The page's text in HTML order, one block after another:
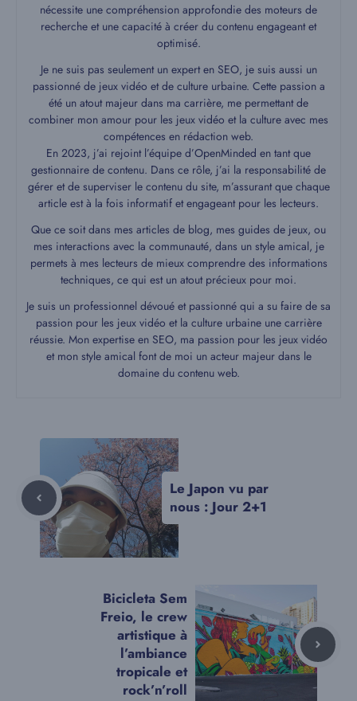
nécessite une compréhension approfondie des moteurs de
recherche et une capacité à créer du contenu engageant et
optimisé.
Je ne suis pas seulement un expert en SEO, je suis aussi un
passionné de jeux vidéo et de culture urbaine. Cette passion a
été un atout majeur dans ma carrière, me permettant de
combiner mon amour pour les jeux vidéo et la culture avec mes
compétences en rédaction web.
En 2023, j’ai rejoint l’équipe d’OpenMinded en tant que
gestionnaire de contenu. Dans ce rôle, j’ai la responsabilité de
gérer et de superviser le contenu du site, m’assurant que chaque
article est à la fois informatif et engageant pour les lecteurs.
Que ce soit dans mes articles de blog, mes guides de jeux, ou
mes interactions avec la communauté, dans un style amical, je
permets à mes lecteurs de mieux comprendre des informations
techniques, ce qui est un atout précieux pour moi.
Je suis un professionnel dévoué et passionné qui a su faire de sa
passion pour les jeux vidéo et la culture urbaine une carrière
réussie. Mon expertise en SEO, ma passion pour les jeux vidéo
et mon style amical font de moi un acteur majeur dans le
domaine du contenu web.
Le Japon vu par
nous : Jour 2+1
Bicicleta Sem
Freio, le crew
artistique à
l’ambiance
tropicale et
rock’n’roll